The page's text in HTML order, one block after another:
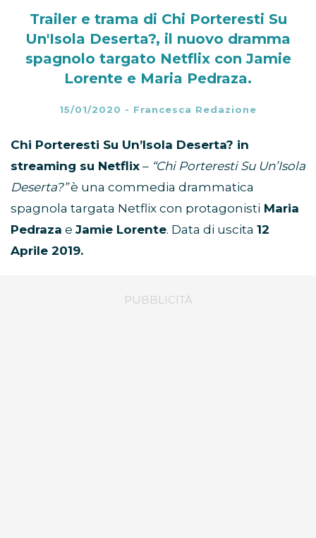
Trailer e trama di Chi Porteresti Su
Un'Isola Deserta?, il nuovo dramma
spagnolo targato Netflix con Jamie
Lorente e Maria Pedraza.
15/01/2020 - Francesca Redazione
Chi Porteresti Su Un’Isola Deserta? in
streaming su Netflix – “Chi Porteresti Su Un’Isola
Deserta?”è una commedia drammatica
spagnola targata Netflix con protagonisti Maria
Pedraza e Jamie Lorente. Data di uscita 12
Aprile 2019.